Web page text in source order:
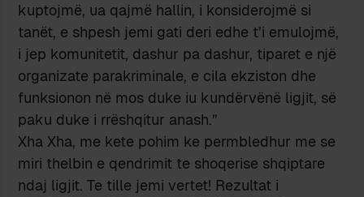
kuptojmë, ua qajmë hallin, i konsiderojmë si
tanët, e shpesh jemi gati deri edhe t’i emulojmë,
i jep komunitetit, dashur pa dashur, tiparet e një
organizate parakriminale, e cila ekziston dhe
funksionon në mos duke iu kundërvënë ligjit, së
paku duke i rrëshqitur anash.”
Xha Xha, me kete pohim ke permbledhur me se
miri thelbin e qendrimit te shoqerise shqiptare
ndaj ligjit. Te tille jemi vertet! Rezultat i